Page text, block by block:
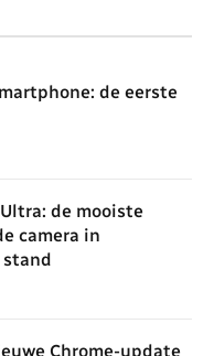
de eerste
de mooiste
camera in
Chrome-update